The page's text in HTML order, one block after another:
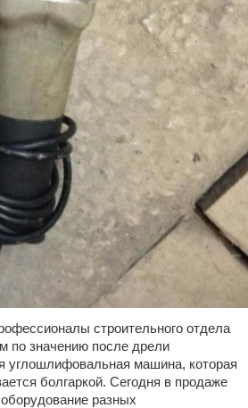
строительного отдела
по значению после дрели
углошлифовальная машина, которая
болгаркой. Сегодня в продаже
разных